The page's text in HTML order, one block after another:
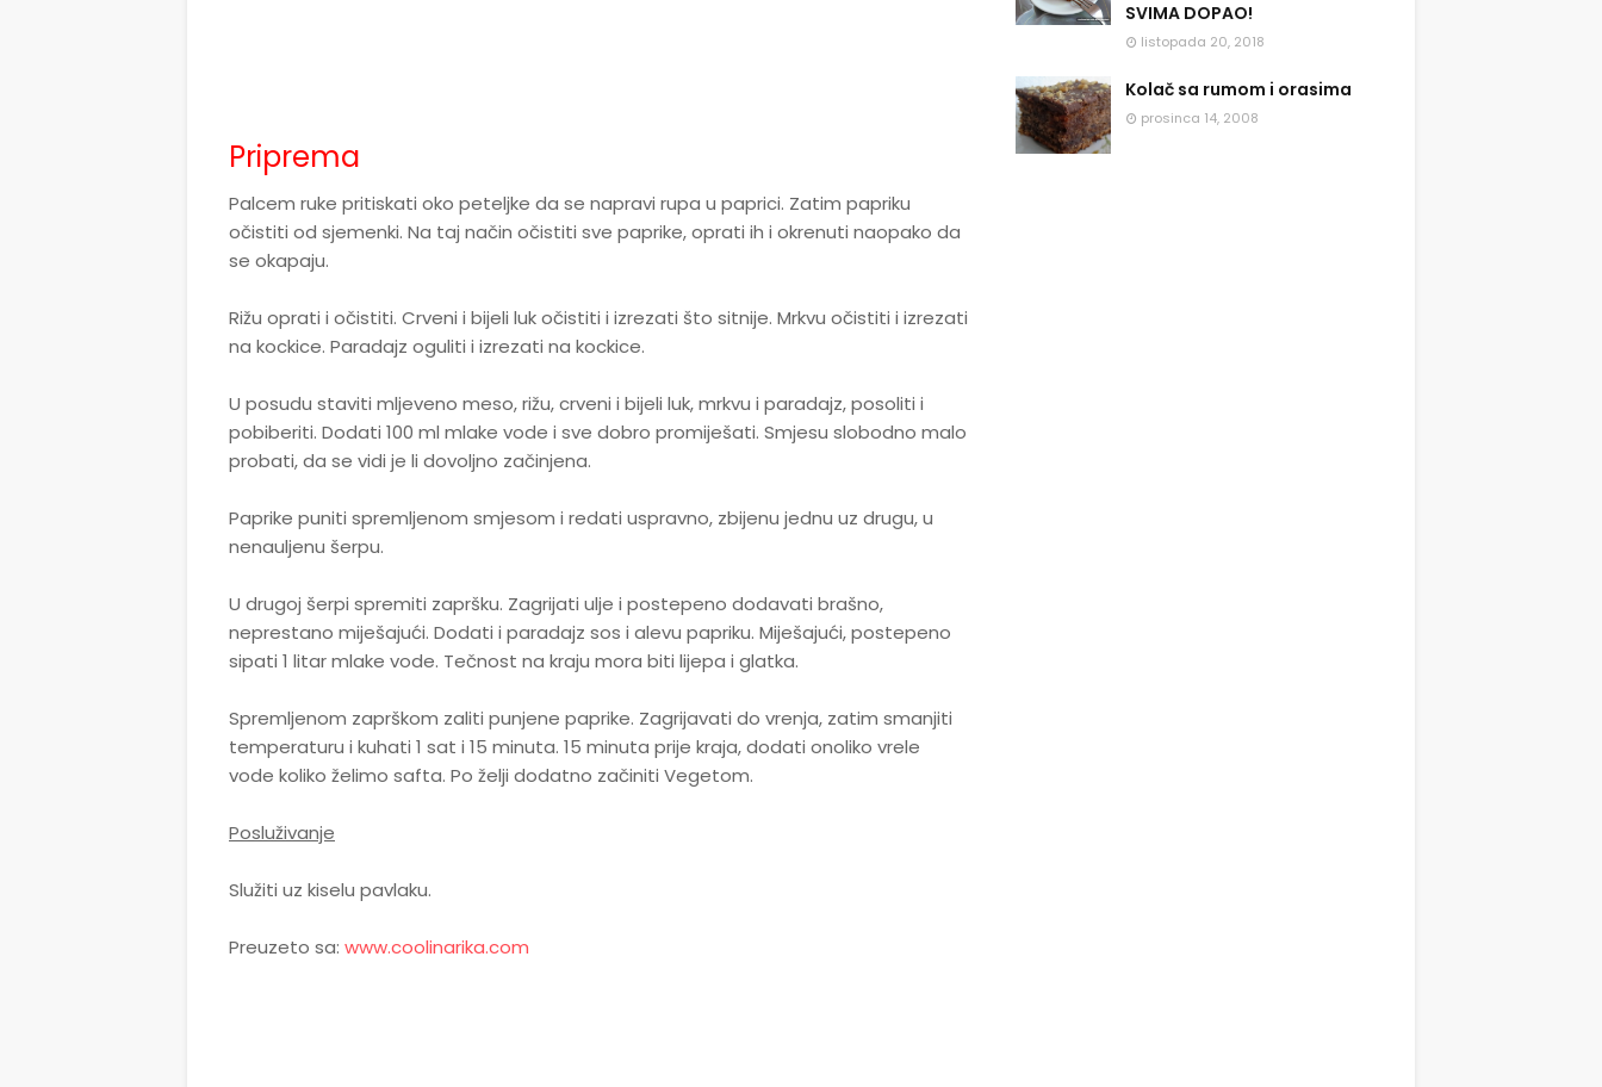
Priprema
Palcem ruke pritiskati oko peteljke da se napravi rupa u paprici. Zatim papriku
očistiti od sjemenki. Na taj način očistiti sve paprike, oprati ih i okrenuti naopako da
se okapaju.
Rižu oprati i očistiti. Crveni i bijeli luk očistiti i izrezati što sitnije. Mrkvu očistiti i izrezati
na kockice. Paradajz oguliti i izrezati na kockice.
U posudu staviti mljeveno meso, rižu, crveni i bijeli luk, mrkvu i paradajz, posoliti i
pobiberiti. Dodati 100 ml mlake vode i sve dobro promiješati. Smjesu slobodno malo
probati, da se vidi je li dovoljno začinjena.
Paprike puniti spremljenom smjesom i redati uspravno, zbijenu jednu uz drugu, u
nenauljenu šerpu.
U drugoj šerpi spremiti zapršku. Zagrijati ulje i postepeno dodavati brašno,
neprestano miješajući. Dodati i paradajz sos i alevu papriku. Miješajući, postepeno
sipati 1 litar mlake vode. Tečnost na kraju mora biti lijepa i glatka.
Spremljenom zaprškom zaliti punjene paprike. Zagrijavati do vrenja, zatim smanjiti
temperaturu i kuhati 1 sat i 15 minuta. 15 minuta prije kraja, dodati onoliko vrele
vode koliko želimo safta. Po želji dodatno začiniti Vegetom.
Posluživanje
Služiti uz kiselu pavlaku.
Preuzeto sa: www.coolinarika.com
SVIMA DOPAO!
listopada 20, 2018
Kolač sa rumom i orasima
prosinca 14, 2008